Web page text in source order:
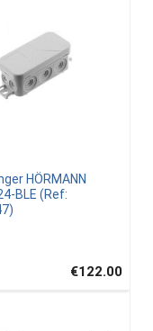
HÖRMANN
BLE (Ref:
€122.00